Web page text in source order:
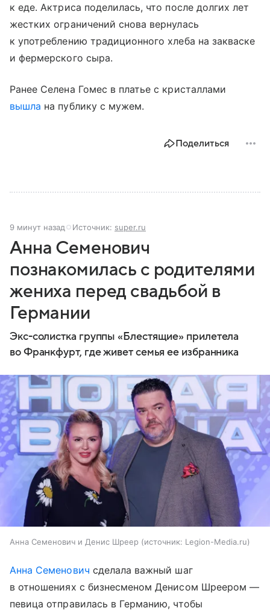
к еде. Актриса поделилась, что после долгих лет
жестких ограничений снова вернулась
к употреблению традиционного хлеба на закваске
и фермерского сыра.
Ранее Селена Гомес в платье с кристаллами
вышла на публику с мужем.
Поделиться
9 минут назад Источник: super.ru
Анна Семенович
познакомилась с родителями
жениха перед свадьбой в
Германии
Экс-солистка группы «Блестящие» прилетела
во Франкфурт, где живет семья ее избранника
Анна Семенович и Денис Шреер источник: Legion-Media.ru
Анна Семенович сделала важный шаг
в отношениях с бизнесменом Денисом Шреером —
певица отправилась в Германию, чтобы